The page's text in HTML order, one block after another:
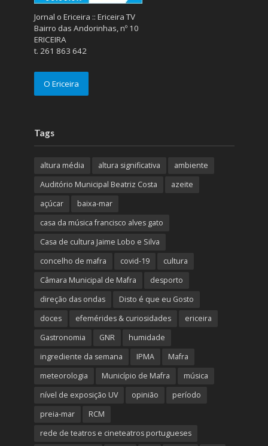
Jornal o Ericeira :: Ericeira TV
Bairro das Andorinhas, nº 10
ERICEIRA
t. 261 863 642
O Ericeira
Tags
altura média altura significativa
ambiente
Auditório Municipal Beatriz Costa
azeite
açúcar
baixa-mar
casa da música francisco alves gato
Casa de cultura Jaime Lobo e Silva
concelho de mafra
covid-19
cultura
Câmara Municipal de Mafra
desporto
direção das ondas
Disto é que eu Gosto
doces
efemérides & curiosidades
ericeira
Gastronomia
GNR
humidade
ingrediente da semana
IPMA
Mafra
meteorologia
Município de Mafra
música
nível de exposição UV
opinião
período
preia-mar
RCM
rede de teatros e cineteatros portugueses